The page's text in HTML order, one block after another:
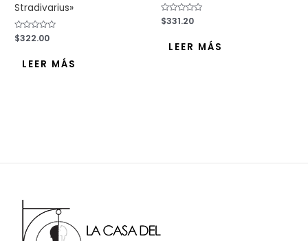
Stradivarius»
Valorado
con
$322.00
LEER MÁS
Valorado
con
$331.20
LEER MÁS